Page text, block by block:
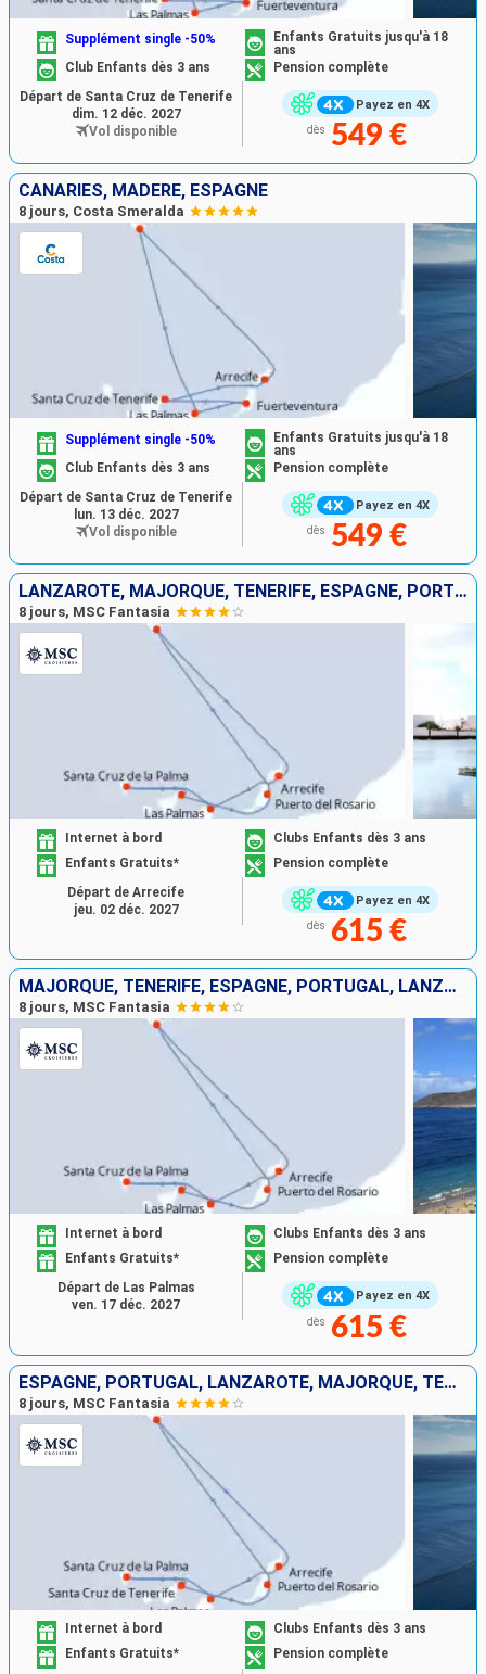
Payez en 4X
Supplément single -50%
Enfants Gratuits jusqu'à 18
ans
Club Enfants dès 3 ans
Pension complète
dès 549 €
Départ de Santa Cruz de Tenerife
dim. 12 déc. 2027
Vol disponible
CANARIES, MADÈRE, ESPAGNE
8 jours, Costa Smeralda
Payez en 4X
Supplément single -50%
Enfants Gratuits jusqu'à 18
ans
Club Enfants dès 3 ans
Pension complète
dès 549 €
Départ de Santa Cruz de Tenerife
lun. 13 déc. 2027
Vol disponible
LANZAROTE, MAJORQUE, TENERIFE, ESPAGNE, PORTUGAL
8 jours, MSC Fantasia
Payez en 4X
Internet à bord
Clubs Enfants dès 3 ans
Enfants Gratuits*
Pension complète
dès 615 €
Départ de Arrecife
jeu. 02 déc. 2027
MAJORQUE, TENERIFE, ESPAGNE, PORTUGAL, LANZAROTE
8 jours, MSC Fantasia
Payez en 4X
Internet à bord
Clubs Enfants dès 3 ans
Enfants Gratuits*
Pension complète
dès 615 €
Départ de Las Palmas
ven. 17 déc. 2027
ESPAGNE, PORTUGAL, LANZAROTE, MAJORQUE, TENERIFE
8 jours, MSC Fantasia
Internet à bord
Clubs Enfants dès 3 ans
Enfants Gratuits*
Pension complète